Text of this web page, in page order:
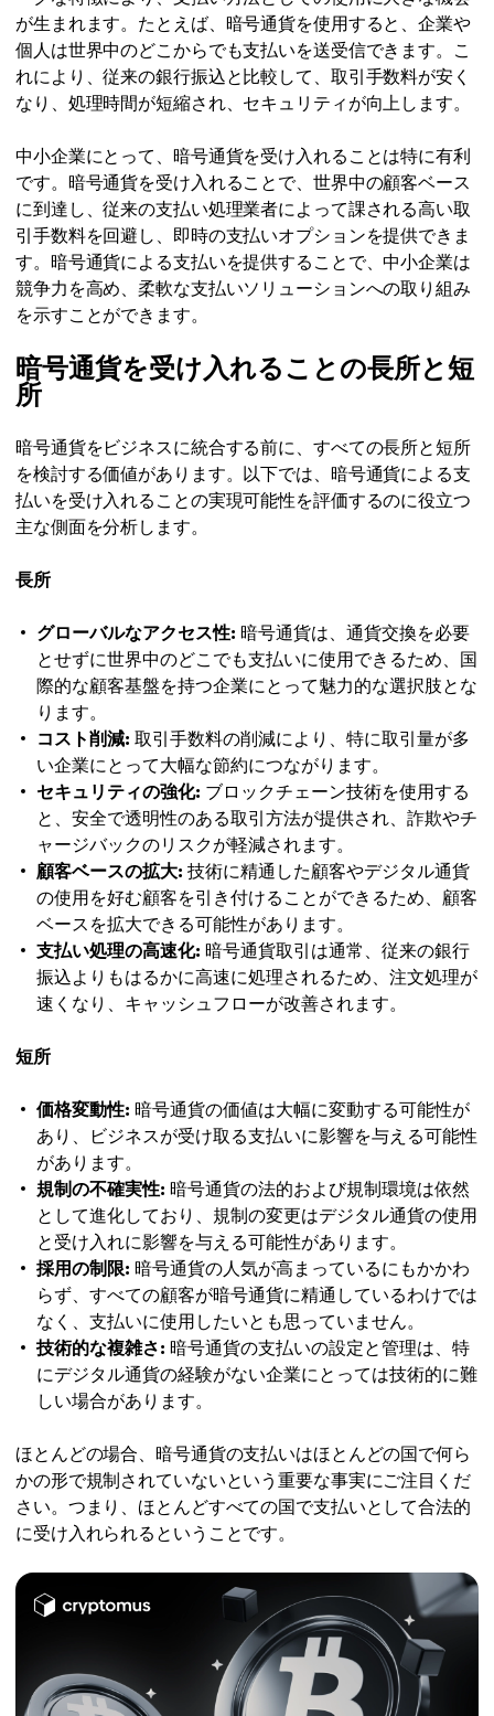
が生まれます。たとえば、暗号通貨を使用すると、企業や
個人は世界中のどこからでも支払いを送受信できます。こ
れにより、従来の銀行振込と比較して、取引手数料が安く
なり、処理時間が短縮され、セキュリティが向上します。
中小企業にとって、暗号通貨を受け入れることは特に有利
です。暗号通貨を受け入れることで、世界中の顧客ベース
に到達し、従来の支払い処理業者によって課される高い取
引手数料を回避し、即時の支払いオプションを提供できま
す。暗号通貨による支払いを提供することで、中小企業は
競争力を高め、柔軟な支払いソリューションへの取り組み
を示すことができます。
暗号通貨を受け入れることの長所と短
所
暗号通貨をビジネスに統合する前に、すべての長所と短所
を検討する価値があります。以下では、暗号通貨による支
払いを受け入れることの実現可能性を評価するのに役立つ
主な側面を分析します。
長所
グローバルなアクセス性: 暗号通貨は、通貨交換を必要
とせずに世界中のどこでも支払いに使用できるため、国
際的な顧客基盤を持つ企業にとって魅力的な選択肢とな
ります。
コスト削減: 取引手数料の削減により、特に取引量が多
い企業にとって大幅な節約につながります。
セキュリティの強化: ブロックチェーン技術を使用する
と、安全で透明性のある取引方法が提供され、詐欺やチ
ャージバックのリスクが軽減されます。
顧客ベースの拡大: 技術に精通した顧客やデジタル通貨
の使用を好む顧客を引き付けることができるため、顧客
ベースを拡大できる可能性があります。
支払い処理の高速化: 暗号通貨取引は通常、従来の銀行
振込よりもはるかに高速に処理されるため、注文処理が
速くなり、キャッシュフローが改善されます。
短所
価格変動性: 暗号通貨の価値は大幅に変動する可能性が
あり、ビジネスが受け取る支払いに影響を与える可能性
があります。
規制の不確実性: 暗号通貨の法的および規制環境は依然
として進化しており、規制の変更はデジタル通貨の使用
と受け入れに影響を与える可能性があります。
採用の制限: 暗号通貨の人気が高まっているにもかかわ
らず、すべての顧客が暗号通貨に精通しているわけでは
なく、支払いに使用したいとも思っていません。
技術的な複雑さ: 暗号通貨の支払いの設定と管理は、特
にデジタル通貨の経験がない企業にとっては技術的に難
しい場合があります。
ほとんどの場合、暗号通貨の支払いはほとんどの国で何ら
かの形で規制されていないという重要な事実にご注目くだ
さい。つまり、ほとんどすべての国で支払いとして合法的
に受け入れられるということです。